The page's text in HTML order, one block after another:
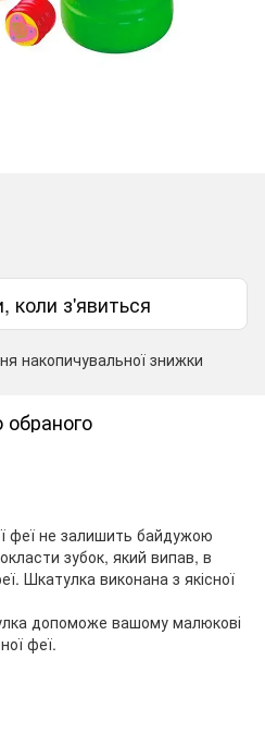
коли з'явиться
накопичувальної знижки
обраного
феї не залишить байдужою
зубок, який випав, в
Шкатулка виконана з якісної
допоможе вашому малюкові
феї.